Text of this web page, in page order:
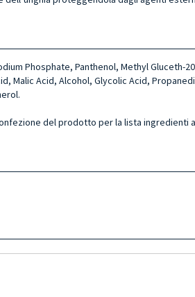
Phosphate, Panthenol, Methyl
Malic Acid, Alcohol, Glycolic Acid,
del prodotto per la lista ingredienti